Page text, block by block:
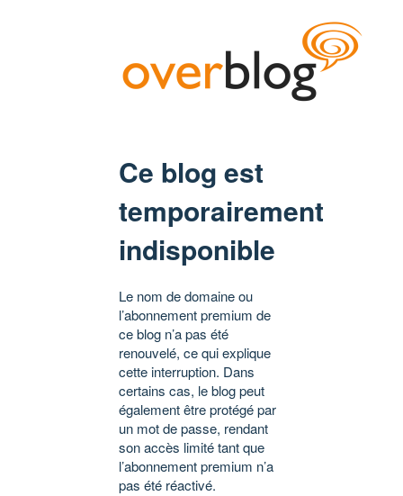
Ce blog est
temporairement
indisponible
Le nom de domaine ou
l’abonnement premium de
ce blog n’a pas été
renouvelé, ce qui explique
cette interruption. Dans
certains cas, le blog peut
également être protégé par
un mot de passe, rendant
son accès limité tant que
l’abonnement premium n’a
pas été réactivé.